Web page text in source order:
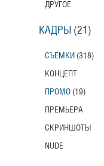
ДРУГОЕ
КАДРЫ (21)
СЪЕМКИ (318)
КОНЦЕПТ
ПРОМО (19)
ПРЕМЬЕРА
СКРИНШОТЫ
NUDE